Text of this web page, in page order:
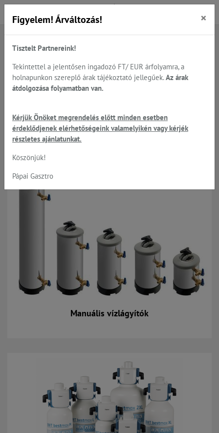
Főoldal Termékek
Vízlágyítás, vízkezelés és szűrés - BWT és DVA
- BWT és DVA
Manuális vízlágyítók
Figyelem! Árváltozás! ×
Tisztelt Partnereink!
Tekintettel a jelentősen ingadozó FT/ EUR árfolyamra, a
holnapunkon szereplő árak tájékoztató jellegűek. Az árak
átdolgozása folyamatban van.
Kérjük Önöket megrendelés előtt minden esetben
érdeklődjenek elérhetőségeink valamelyikén vagy kérjék
részletes ajánlatunkat.
Köszönjük!
Pápai Gasztro